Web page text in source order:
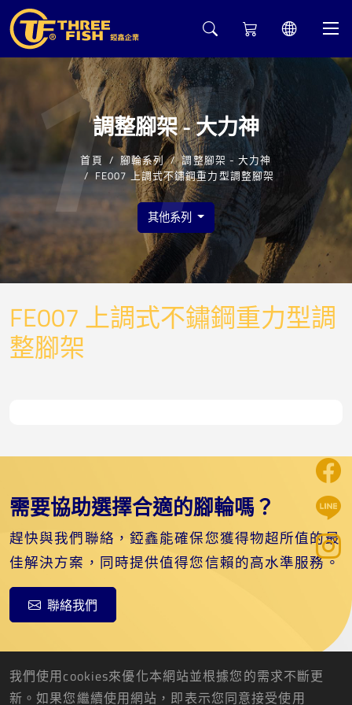
調整腳架 - 大力神
首頁 腳輪系列
調整腳架 - 大力神
FE007 上調式不鏽鋼重力型調整腳架
其他系列
11
FE007 上調式不鏽鋼重力型調
整腳架
需要協助選擇合適的腳輪嗎？
趕快與我們聯絡，錏鑫能確保您獲得物超所值的最
佳解決方案，同時提供值得您信賴的高水準服務。
聯絡我們
我們使用cookies來優化本網站並根據您的需求不斷更
新。如果您繼續使用網站，即表示您同意接受使用